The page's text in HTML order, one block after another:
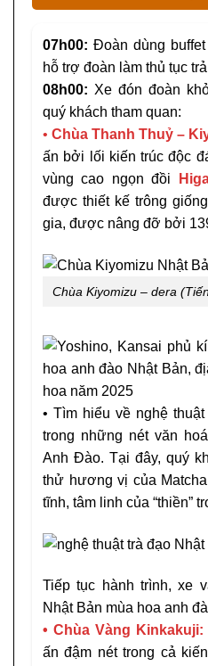
07h00: Đoàn dùng
hỗ trợ đoàn làm thủ tục
08h00: Xe đón đoàn
quý khách tham quan:
• Chùa Thanh Thuỷ –
ấn bởi lối kiến trúc độc
vùng cao ngọn đồi
được thiết kế trông
gia, được nâng đỡ bởi
Chùa Kiyomizu – dera
• Tìm hiểu về nghệ thuật
trong những nét văn
Anh Đào. Tại đây, quý
thử hương vị của
tĩnh, tâm linh của “thiền”
Tiếp tục hành trình, xe
Nhật Bản mùa hoa anh
• Chùa Vàng Kinkakuji:
ấn đậm nét trong cả